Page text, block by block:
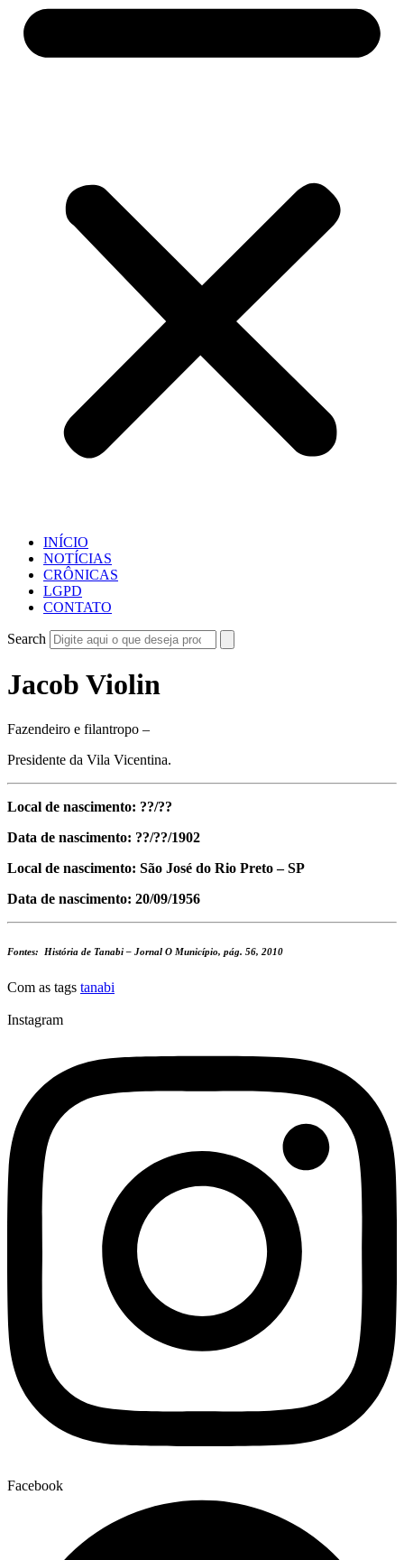
INÍCIO
NOTÍCIAS
CRÔNICAS
LGPD
CONTATO
Search
Jacob Violin
Fazendeiro e filantropo –
Presidente da Vila Vicentina.
Local de nascimento: ??/??
Data de nascimento: ??/??/1902
Local de nascimento: São José do Rio Preto – SP
Data de nascimento: 20/09/1956
Fontes: História de Tanabi – Jornal O Município, pág. 56, 2010
Com as tags tanabi
Instagram
Facebook